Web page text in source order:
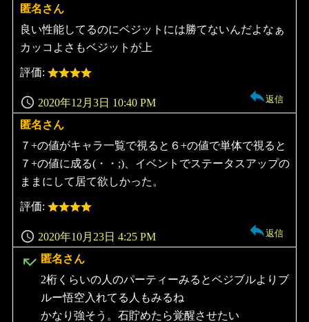
匿名さん
よ
り:
2020年12月3日 10:40 PM
良い性能してるのにベジットには勝てないんだよなぁ
カッコよさもベジットが上
評価:
返信
匿名さん
よ
り:
2020年10月23日 4:25 PM
７+の値がキャラ一覧で視ると６+の値で単体で視ると
７+の値に成る(・・;)、イベントでステータスアップの
ままにして居て欲しかった。
評価:
返信
匿名さん
よ
2桁くらいの人のパーティーみるとベジブルよりブ
ルー悟空入れてる人もみるね
かなり強そう。石貯めたら覚醒させたい